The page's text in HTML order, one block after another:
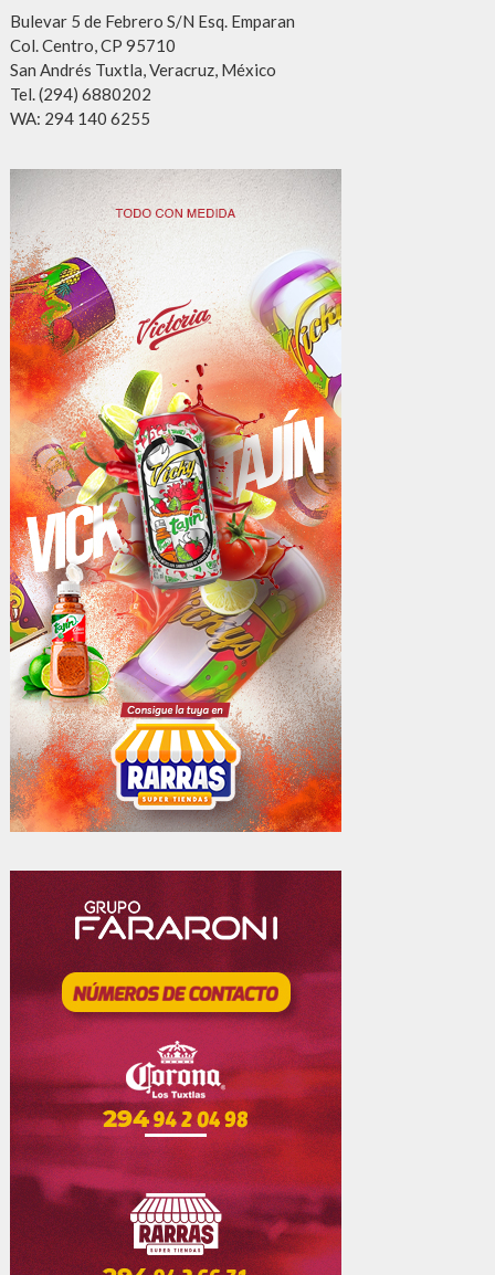
Bulevar 5 de Febrero S/N Esq. Emparan
Col. Centro, CP 95710
San Andrés Tuxtla, Veracruz, México
Tel. (294) 6880202
WA: 294 140 6255